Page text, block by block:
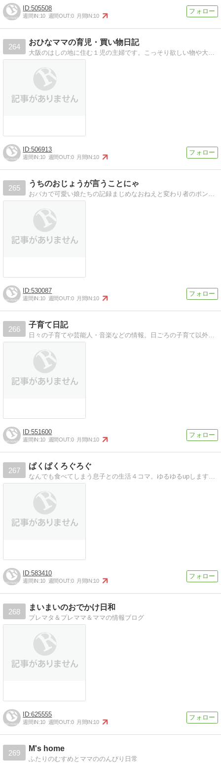
505508
週間IN:10 週間OUT:0 月間IN:10
264
おひなママの育児・買い物日記
506913
週間IN:10 週間OUT:0 月間IN:10
265
うちのおじょうが言うことにゃ
530087
週間IN:10 週間OUT:0 月間IN:10
266
子育て日記
日々の子育てや芸能人・音楽などの情報。日ごろの子育て以外に芸能人や音楽など話題のニュースなども配信。
551600
週間IN:10 週間OUT:0 月間IN:10
267
ぱくぱくろぐろぐ
583410
週間IN:10 週間OUT:0 月間IN:10
268
まいまいのおでかけ日和
プレマタ＆プレママ＆ママの情報ブログ
625555
週間IN:10 週間OUT:0 月間IN:10
269
M's home
ふたりのむすめとママののんびり日常